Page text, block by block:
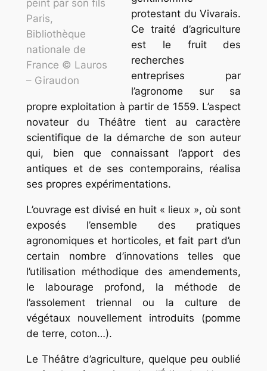
peint par son fils
Paris,
Bibliothèque
nationale de
France © Lauros
– Giraudon
protestant du Vivarais.
Ce traité d’agriculture
est le fruit des
recherches
entreprises par
l’agronome sur sa
propre exploitation à partir de 1559. L’aspect
novateur du Théâtre tient au caractère
scientifique de la démarche de son auteur
qui, bien que connaissant l’apport des
antiques et de ses contemporains, réalisa
ses propres expérimentations.
L’ouvrage est divisé en huit « lieux », où sont
exposés l’ensemble des pratiques
agronomiques et horticoles, et fait part d’un
certain nombre d’innovations telles que
l’utilisation méthodique des amendements,
le labourage profond, la méthode de
l’assolement triennal ou la culture de
végétaux nouvellement introduits (pomme
de terre, coton…).
LeThéâtre d’agriculture, quelque peu oublié